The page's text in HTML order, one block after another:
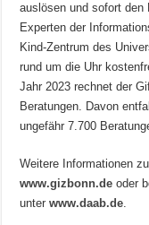
auslösen und sofort den
Experten der
Kind-Zentrum des
rund um die Uhr
Jahr 2023 rechnet der
Beratungen. Davon
ungefähr 7.700
Weitere Informationen
www.gizbonn.de oder
unterwww.daab.de.